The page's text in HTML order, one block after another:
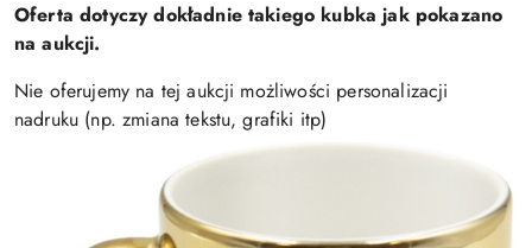
Oferta dotyczy dokładnie takiego kubka jak pokazano
na aukcji.
Nie oferujemy na tej aukcji możliwości personalizacji
nadruku (np. zmiana tekstu, grafiki itp)